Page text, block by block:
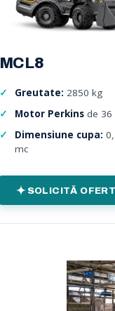
MCL8
Greutate: 2850 kg
Motor Perkins de 36
Dimensiune cupa:
mc
SOLICITĂ